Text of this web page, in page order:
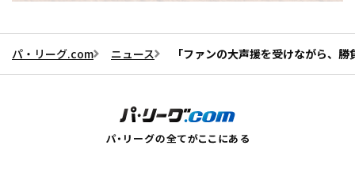
パ・リーグ.com ニュース 「ファンの大声援を受けながら、